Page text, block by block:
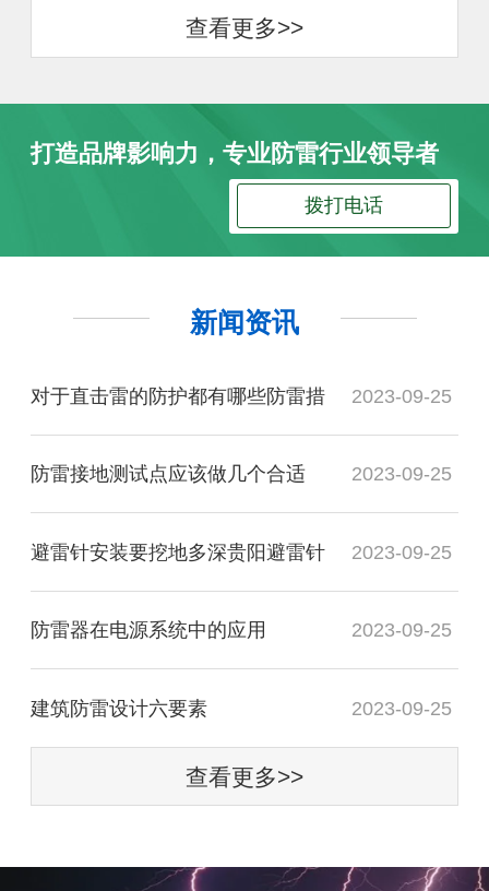
查看更多>>
打造品牌影响力，专业防雷行业领导者
拨打电话
新闻资讯
对于直击雷的防护都有哪些防雷措 2023-09-25
防雷接地测试点应该做几个合适 2023-09-25
避雷针安装要挖地多深贵阳避雷针 2023-09-25
防雷器在电源系统中的应用 2023-09-25
建筑防雷设计六要素 2023-09-25
查看更多>>